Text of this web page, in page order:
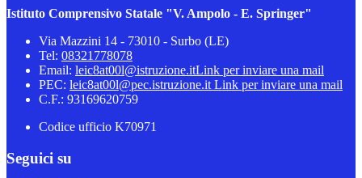
Istituto Comprensivo Statale "V. Ampolo - E. Springer"
Via Mazzini 14 - 73010 - Surbo (LE)
Tel: 08321778078
Email: leic8at00l@istruzione.itLink per inviare una mail
PEC: leic8at00l@pec.istruzione.it Link per inviare una mail
C.F.: 93169620759
Codice ufficio K70971
Seguici su